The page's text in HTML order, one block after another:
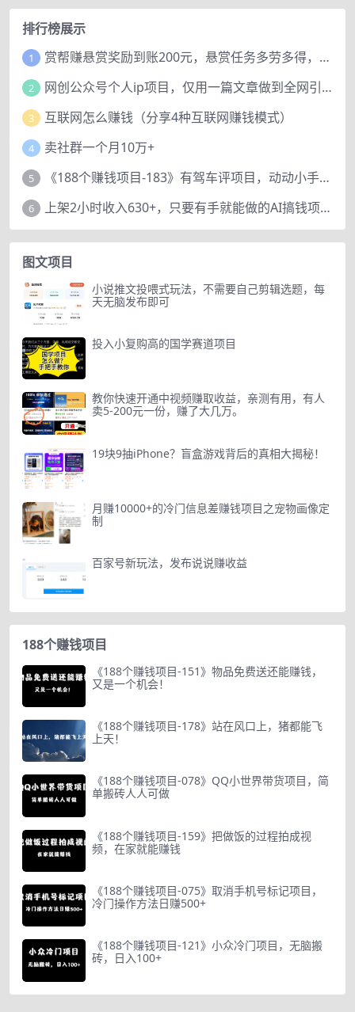
排行榜展示
1 赏帮赚悬赏奖励到账200元，悬赏任务多劳多得，人人可做。
2 网创公众号个人ip项目，仅用一篇文章做到全网引流！
3 互联网怎么赚钱（分享4种互联网赚钱模式）
4 卖社群一个月10万+
5 《188个赚钱项目-183》有驾车评项目，动动小手，复制粘贴赚44元！
6 上架2小时收入630+，只要有手就能做的AI搞钱项目，奶奶看完都能学会!
图文项目
小说推文投喂式玩法，不需要自己剪辑选题，每
天无脑发布即可
投入小复购高的国学赛道项目
教你快速开通中视频赚取收益，亲测有用，有人
卖5-200元一份，赚了大几万。
19块9抽iPhone？盲盒游戏背后的真相大揭秘！
月赚10000+的冷门信息差赚钱项目之宠物画像定
制
百家号新玩法，发布说说赚收益
188个赚钱项目
《188个赚钱项目-151》物品免费送还能赚钱，
又是一个机会！
《188个赚钱项目-178》站在风口上，猪都能飞
上天！
《188个赚钱项目-078》QQ小世界带货项目，简
单搬砖人人可做
《188个赚钱项目-159》把做饭的过程拍成视
频，在家就能赚钱
《188个赚钱项目-075》取消手机号标记项目，
冷门操作方法日赚500+
《188个赚钱项目-121》小众冷门项目，无脑搬
砖，日入100+